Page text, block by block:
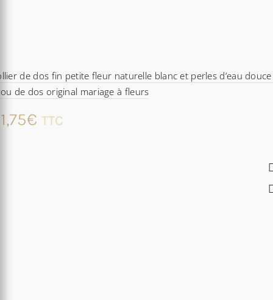
de dos fin petite fleur naturelle blanc et perles d’eau
de dos original mariage à fleurs
€ TTC